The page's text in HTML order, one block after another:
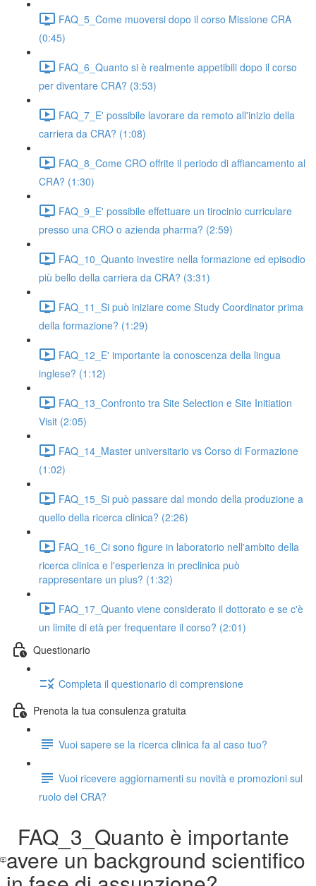
FAQ_5_Come muoversi dopo il corso Missione CRA
(0:45)
FAQ_6_Quanto si è realmente appetibili dopo il corso
per diventare CRA? (3:53)
FAQ_7_E' possibile lavorare da remoto all'inizio della
carriera da CRA? (1:08)
FAQ_8_Come CRO offrite il periodo di affiancamento al
CRA? (1:30)
FAQ_9_E' possibile effettuare un tirocinio curriculare
presso una CRO o azienda pharma? (2:59)
FAQ_10_Quanto investire nella formazione ed episodio
più bello della carriera da CRA? (3:31)
FAQ_11_Si può iniziare come Study Coordinator prima
della formazione? (1:29)
FAQ_12_E' importante la conoscenza della lingua
inglese? (1:12)
FAQ_13_Confronto tra Site Selection e Site Initiation
Visit (2:05)
FAQ_14_Master universitario vs Corso di Formazione
(1:02)
FAQ_15_Si può passare dal mondo della produzione a
quello della ricerca clinica? (2:26)
FAQ_16_Ci sono figure in laboratorio nell'ambito della
ricerca clinica e l'esperienza in preclinica può
rappresentare un plus? (1:32)
FAQ_17_Quanto viene considerato il dottorato e se c'è
un limite di età per frequentare il corso? (2:01)
Questionario
Completa il questionario di comprensione
Prenota la tua consulenza gratuita
Vuoi sapere se la ricerca clinica fa al caso tuo?
Vuoi ricevere aggiornamenti su novità e promozioni sul
ruolo del CRA?
FAQ_3_Quanto è importante
avere un background scientifico